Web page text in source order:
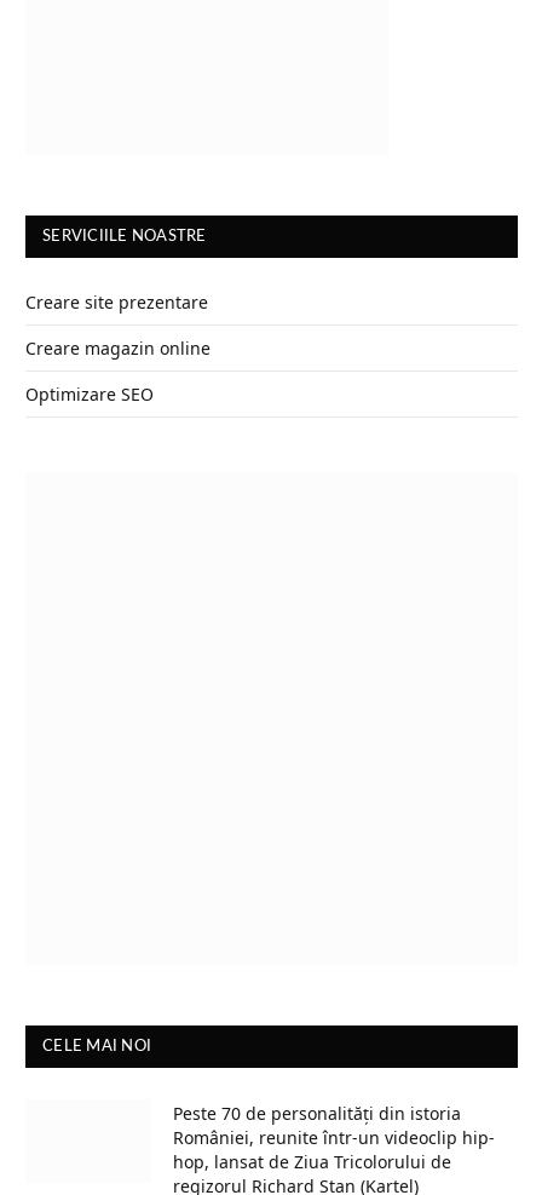
SERVICIILE NOASTRE
Creare site prezentare
Creare magazin online
Optimizare SEO
CELE MAI NOI
Peste 70 de personalități din istoria
României, reunite într-un videoclip hip-
hop, lansat de Ziua Tricolorului de
regizorul Richard Stan (Kartel)